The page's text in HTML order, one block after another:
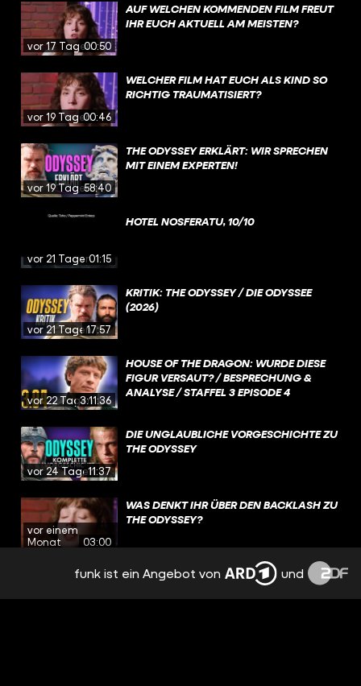
vor 17 Tagen00:50
AUF WELCHEN KOMMENDEN FILM FREUT
IHR EUCH AKTUELL AM MEISTEN?
vor 19 Tagen00:46
WELCHER FILM HAT EUCH ALS KIND SO
RICHTIG TRAUMATISIERT?
vor 19 Tagen58:40
THE ODYSSEY ERKLÄRT: WIR SPRECHEN
MIT EINEM EXPERTEN!
vor 21 Tagen01:15
HOTEL NOSFERATU, 10/10
vor 21 Tagen17:57
KRITIK: THE ODYSSEY / DIE ODYSSEE
(2026)
vor 22 Tagen3:11:36
HOUSE OF THE DRAGON: WURDE DIESE
FIGUR VERSAUT? / BESPRECHUNG &
ANALYSE / STAFFEL 3 EPISODE 4
vor 24 Tagen11:37
DIE UNGLAUBLICHE VORGESCHICHTE ZU
THE ODYSSEY
vor einem
Monat
03:00
WAS DENKT IHR ÜBER DEN BACKLASH ZU
THE ODYSSEY?
vor einem
VAIANA: IST DER FILM SO GUT WIE THE
ROCKS PERÜCKE? | PODCAST
funk ist ein Angebot von und